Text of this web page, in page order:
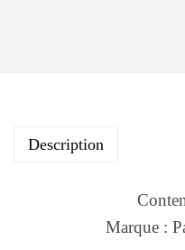
Description
Marque :